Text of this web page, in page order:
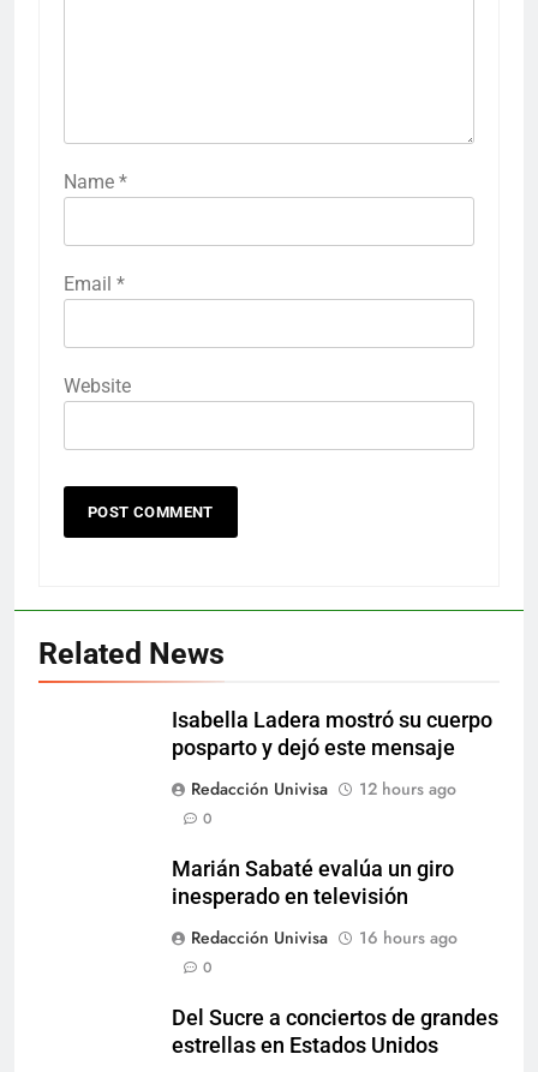
Name *
Email *
Website
Related News
Isabella Ladera mostró su cuerpo
posparto y dejó este mensaje
Redacción Univisa
12 hours ago
0
Marián Sabaté evalúa un giro
inesperado en televisión
Redacción Univisa
16 hours ago
0
Del Sucre a conciertos de grandes
estrellas en Estados Unidos